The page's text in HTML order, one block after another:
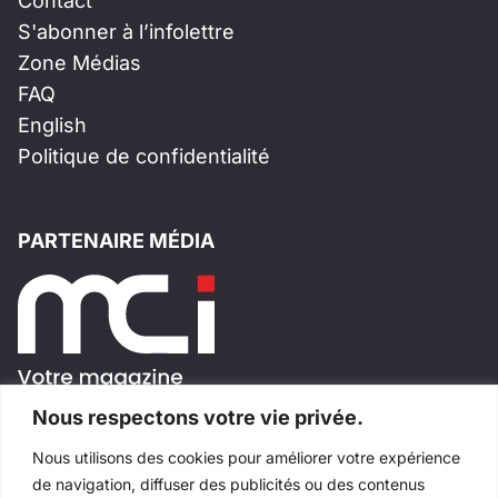
Nous respectons votre vie privée.
Nous utilisons des cookies pour améliorer votre expérience
de navigation, diffuser des publicités ou des contenus
S'abonner à l’infolettre
Zone Médias
FAQ
English
Politique de confidentialité
PARTENAIRE MÉDIA
SUIVEZ-NOUS!